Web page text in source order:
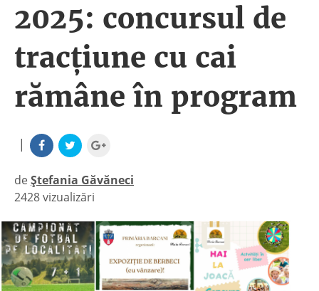
2025: concursul de
tracțiune cu cai
rămâne în program
|
deȘtefania Găvăneci
|
2428 vizualizări